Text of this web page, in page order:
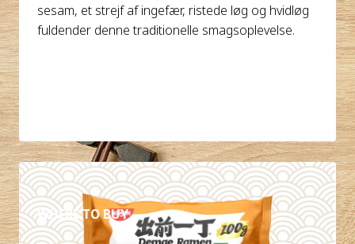
sesam, et strejf af ingefær, ristede løg og hvidløg
fuldender denne traditionelle smagsoplevelse.
WHERE TO BUY
DETALJER